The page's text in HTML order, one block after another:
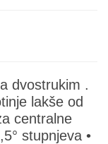
dvostrukim .
lakše od
centralne
stupnjeva •